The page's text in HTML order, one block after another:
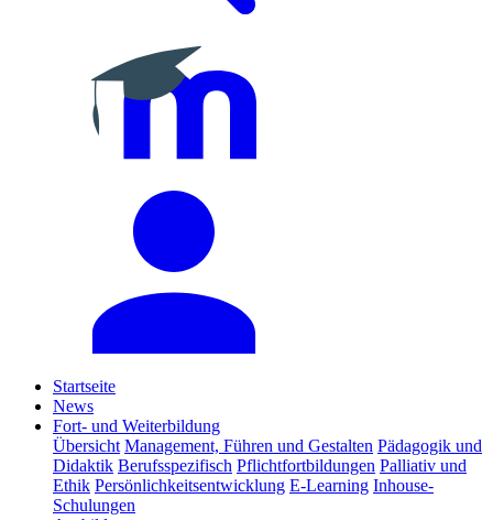
Startseite
News
Fort- und Weiterbildung
Übersicht Management, Führen und Gestalten Pädagogik und
Didaktik Berufsspezifisch Pflichtfortbildungen Palliativ und
Ethik Persönlichkeitsentwicklung E-Learning Inhouse-
Schulungen